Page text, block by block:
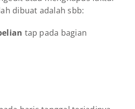
dibuat adalah sbb:
tap pada bagian